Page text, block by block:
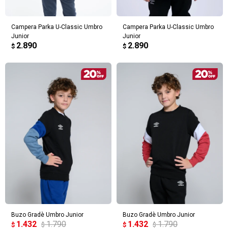
Campera Parka U-Classic Umbro
Junior
$ 2.890
Campera Parka U-Classic Umbro
Junior
$ 2.890
Buzo Gradè Umbro Junior
$ 1.432 $ 1.790
Buzo Gradè Umbro Junior
$ 1.432 $ 1.790